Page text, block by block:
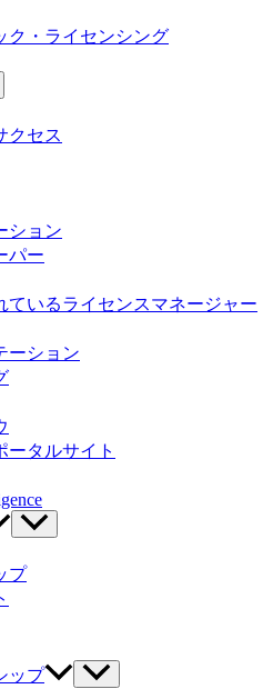
ク・ライセンシング
クセス
ション
パー
ているライセンスマネージャー
ーション
ータルサイト
プ
ップ